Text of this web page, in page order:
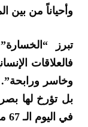
وأحياناً من بين
تبرز
فالعلاقات
وخاسر
بل تؤرخ لها
في اليوم الـ 67 من الهزيمة أمامه/ أمامي”.